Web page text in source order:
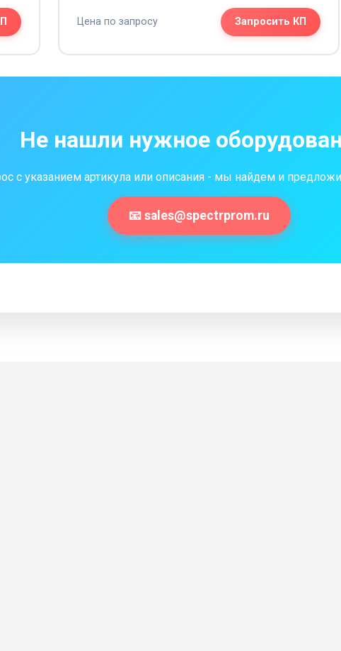
Цена по запросу Запросить КП
Не нашли нужное
с указанием артикула или описания - мы найдем и
📧 sales@spectrprom.ru